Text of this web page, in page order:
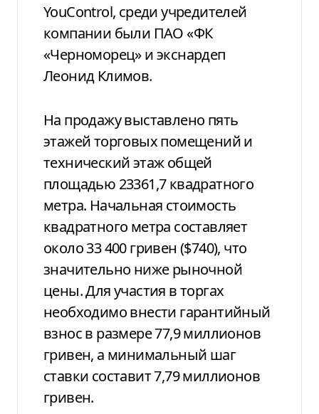
YouControl, среди учредителей
компании были ПАО «ФК
«Черноморец» и экснардеп
Леонид Климов.
На продажу выставлено пять
этажей торговых помещений и
технический этаж общей
площадью 23361,7 квадратного
метра. Начальная стоимость
квадратного метра составляет
около 33 400 гривен ($740), что
значительно ниже рыночной
цены. Для участия в торгах
необходимо внести гарантийный
взнос в размере 77,9 миллионов
гривен, а минимальный шаг
ставки составит 7,79 миллионов
гривен.